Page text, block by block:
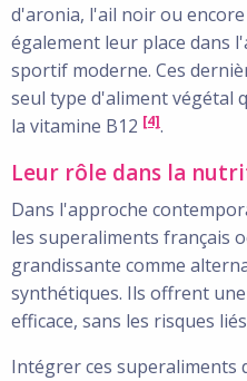
d'aronia, l'ail noir ou
également leur place dans
sportif moderne. Ces
seul type d'aliment végétal
la vitamine B12 [4].
Leur rôle dans la
Dans l'approche
les superaliments français
grandissante comme
synthétiques. Ils offrent
efficace, sans les risques
Intégrer ces superaliments